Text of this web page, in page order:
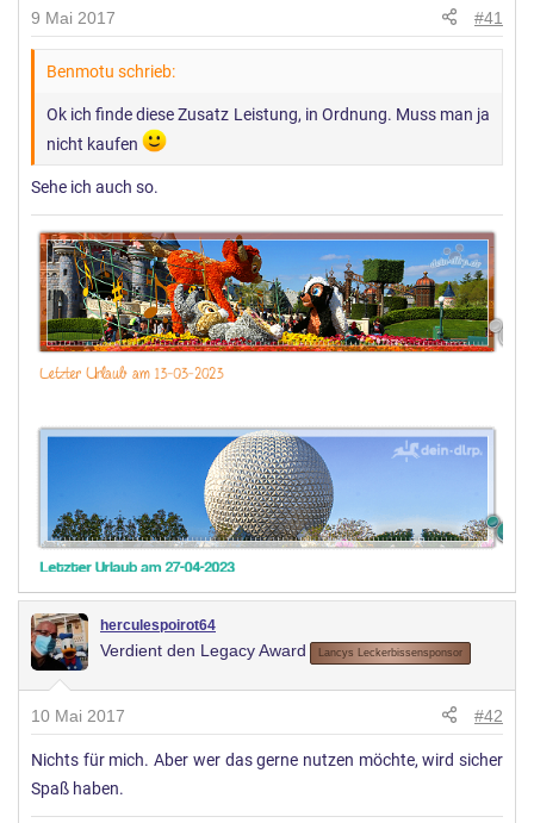
9 Mai 2017 #41
Benmotu schrieb:
Ok ich finde diese Zusatz Leistung, in Ordnung. Muss man ja
nicht kaufen
Sehe ich auch so.
herculespoirot64
Verdient den Legacy Award Lancys Leckerbissensponsor
10 Mai 2017 #42
Nichts für mich. Aber wer das gerne nutzen möchte, wird sicher
Spaß haben.